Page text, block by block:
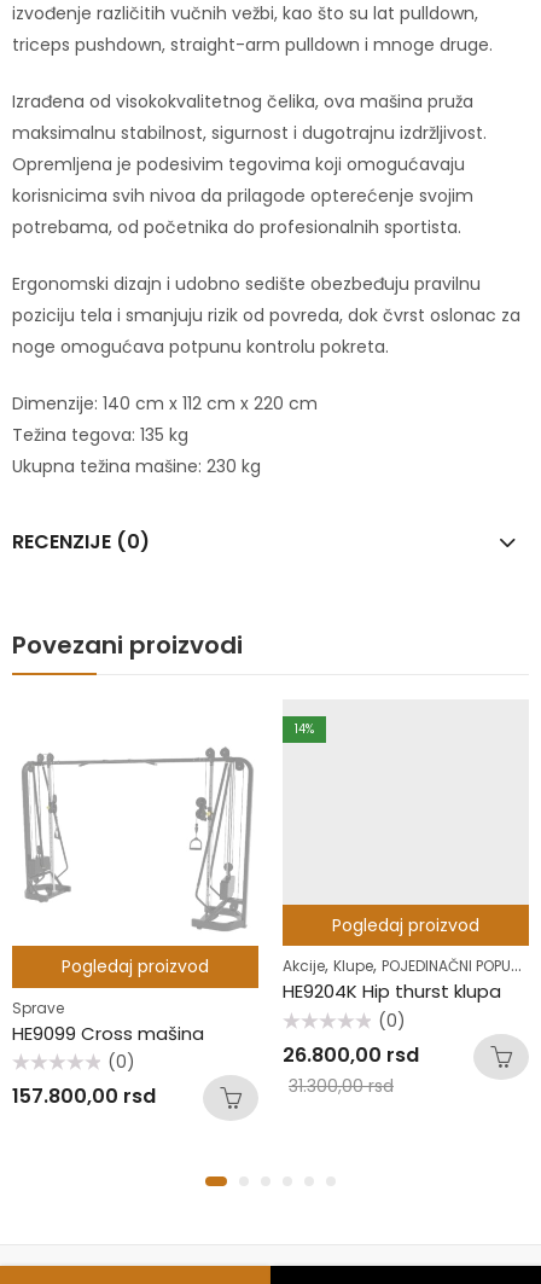
izvođenje različitih vučnih vežbi, kao što su lat pulldown,
triceps pushdown, straight-arm pulldown i mnoge druge.
Izrađena od visokokvalitetnog čelika, ova mašina pruža
maksimalnu stabilnost, sigurnost i dugotrajnu izdržljivost.
Opremljena je podesivim tegovima koji omogućavaju
korisnicima svih nivoa da prilagode opterećenje svojim
potrebama, od početnika do profesionalnih sportista.
Ergonomski dizajn i udobno sedište obezbeđuju pravilnu
poziciju tela i smanjuju rizik od povreda, dok čvrst oslonac za
noge omogućava potpunu kontrolu pokreta.
Dimenzije: 140 cm x 112 cm x 220 cm
Težina tegova: 135 kg
Ukupna težina mašine: 230 kg
RECENZIJE (0)
Povezani proizvodi
Pogledaj proizvod
Sprave
HE9099 Cross mašina
sa
(0)
157.800,00 rsd
14%
Pogledaj proizvod
Akcije, Klupe, POJEDINAČNI POPUSTI
HE9204K Hip thurst klupa
sa
od
(0)
26.800,00 rsd
31.300,00rsd